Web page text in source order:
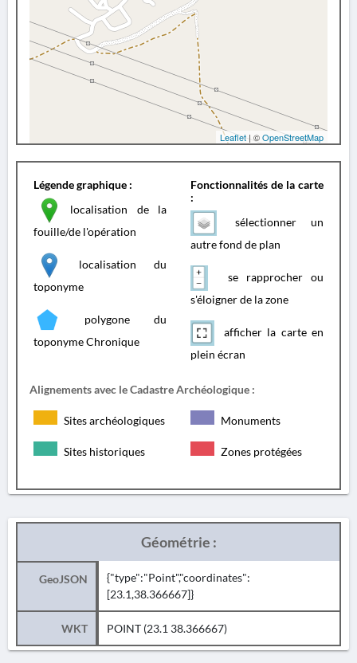
Leaflet | ©OpenStreetMap
Légende graphique :
localisation de la
fouille/de l'opération
localisation du
toponyme
polygone du
toponyme Chronique
Fonctionnalités de la carte
:
sélectionner un
autre fond de plan
se rapprocher ou
s'éloigner de la zone
afficher la carte en
plein écran
Alignements avec le Cadastre Archéologique :
Sites archéologiques Monuments
Sites historiques Zones protégées
Géométrie :
GeoJSON
{"type":"Point","coordinates":
[23.1,38.366667]}
WKT POINT (23.1 38.366667)